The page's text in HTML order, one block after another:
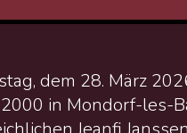
dem 28. März
in Mondorf-les-